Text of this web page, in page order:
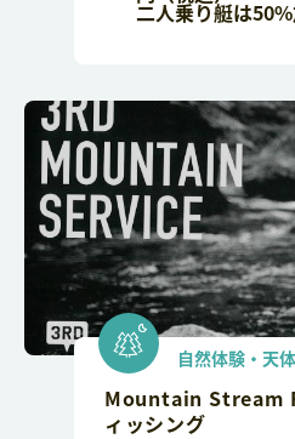
二人乗り艇は
自然体験・天
Mountain Stream
ィッシング